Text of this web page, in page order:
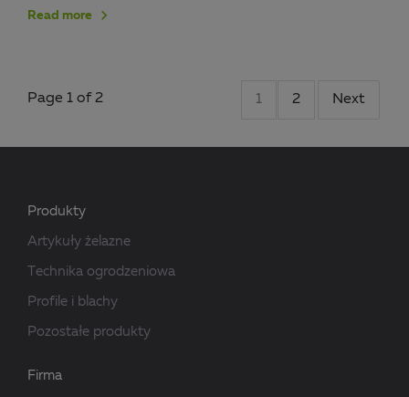
Read more
Page 1 of 2 1 2 Next
Produkty
Artykuły żelazne
Technika ogrodzeniowa
Profile i blachy
Pozostałe produkty
Firma